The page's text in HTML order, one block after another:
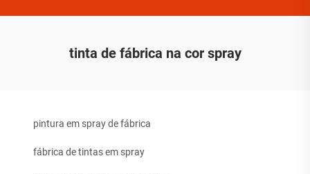
tinta de fábrica na cor spray
pintura em spray de fábrica
fábrica de tintas em spray